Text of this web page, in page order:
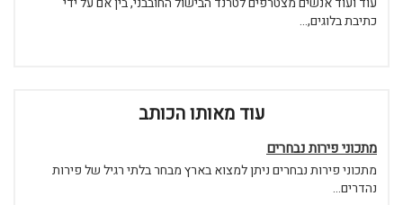
כתיבת בלוגים,...
עוד מאותו הכותב
מתכוני פירות נבחרים
מתכוני פירות נבחרים ניתן למצוא בארץ מבחר בלתי רגיל של פירות
נהדרים...